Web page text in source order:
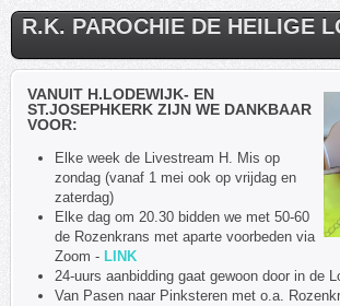
R.K. PAROCHIE DE HEILIGE
VANUIT H.LODEWIJK- EN
ST.JOSEPHKERK ZIJN WE DANKBAAR
VOOR:
Elke week de Livestream H. Mis op
zondag (vanaf 1 mei ook op vrijdag en
zaterdag)
Elke dag om 20.30 bidden we met 50-60
de Rozenkrans met aparte voorbeden via
Zoom - LINK
24-uurs aanbidding gaat gewoon door in de
Van Pasen naar Pinksteren met o.a.